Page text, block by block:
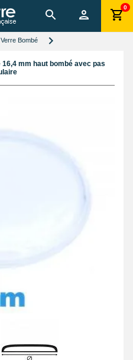
0
Verre Bombé
mm haut bombé avec pas